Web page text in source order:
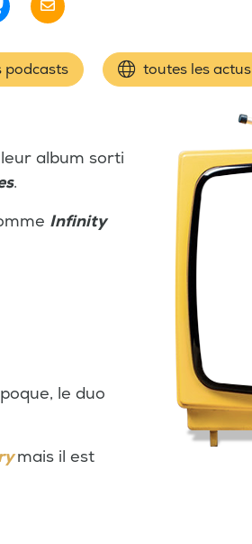
podcasts toutes les actus
album sorti
.
Infinity
le duo
mais il est